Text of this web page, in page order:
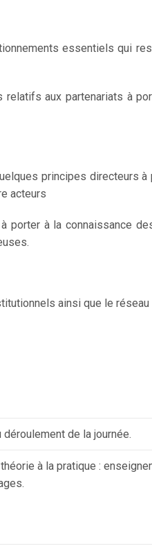
essentiels qui
aux partenariats à
principes directeurs
acteurs
porter à la connaissance
ainsi que le réseau
de la journée.
à la pratique :